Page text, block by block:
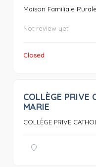
Maison Familiale Rurale
Not review yet
Closed
COLLÈGE PRIVE
MARIE
COLLÈGE PRIVE